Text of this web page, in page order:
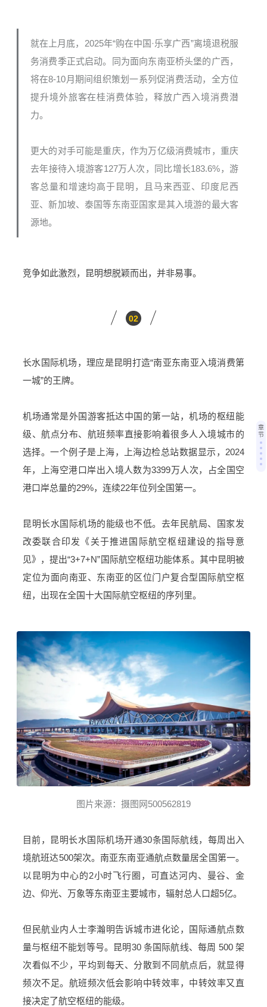
就在上月底，2025年“购在中国·乐享广西”离境退税服
务消费季正式启动。同为面向东南亚桥头堡的广西，
将在8-10月期间组织策划一系列促消费活动，全方位
提升境外旅客在桂消费体验，释放广西入境消费潜
力。
更大的对手可能是重庆，作为万亿级消费城市，重庆
去年接待入境游客127万人次，同比增长183.6%，游
客总量和增速均高于昆明，且马来西亚、印度尼西
亚、新加坡、泰国等东南亚国家是其入境游的最大客
源地。
竞争如此激烈，昆明想脱颖而出，并非易事。
02
长水国际机场，理应是昆明打造“南亚东南亚入境消费第
一城”的王牌。
机场通常是外国游客抵达中国的第一站，机场的枢纽能
级、航点分布、航班频率直接影响着很多人入境城市的
选择。一个例子是上海，上海边检总站数据显示，2024
年，上海空港口岸出入境人数为3399万人次，占全国空
港口岸总量的29%，连续22年位列全国第一。
昆明长水国际机场的能级也不低。去年民航局、国家发
改委联合印发《关于推进国际航空枢纽建设的指导意
见》，提出“3+7+N”国际航空枢纽功能体系。其中昆明被
定位为面向南亚、东南亚的区位门户复合型国际航空枢
纽，出现在全国十大国际航空枢纽的序列里。
图片来源：摄图网500562819
目前，昆明长水国际机场开通30条国际航线，每周出入
境航班达500架次。南亚东南亚通航点数量居全国第一。
以昆明为中心的2小时飞行圈，可直达河内、曼谷、金
边、仰光、万象等东南亚主要城市，辐射总人口超5亿。
但民航业内人士李瀚明告诉城市进化论，国际通航点数
量与枢纽不能划等号。昆明30 条国际航线、每周 500 架
次看似不少，平均到每天、分散到不同航点后，就显得
频次不足。航班频次低会影响中转效率，中转效率又直
接决定了航空枢纽的能级。
章
节